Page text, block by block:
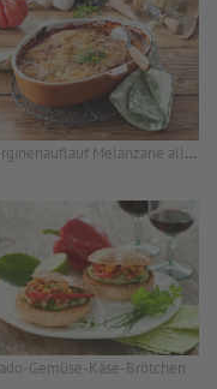
Auberginenauflauf Melanzane alla Parmigiana
Gemüse-Käse-Brötchen